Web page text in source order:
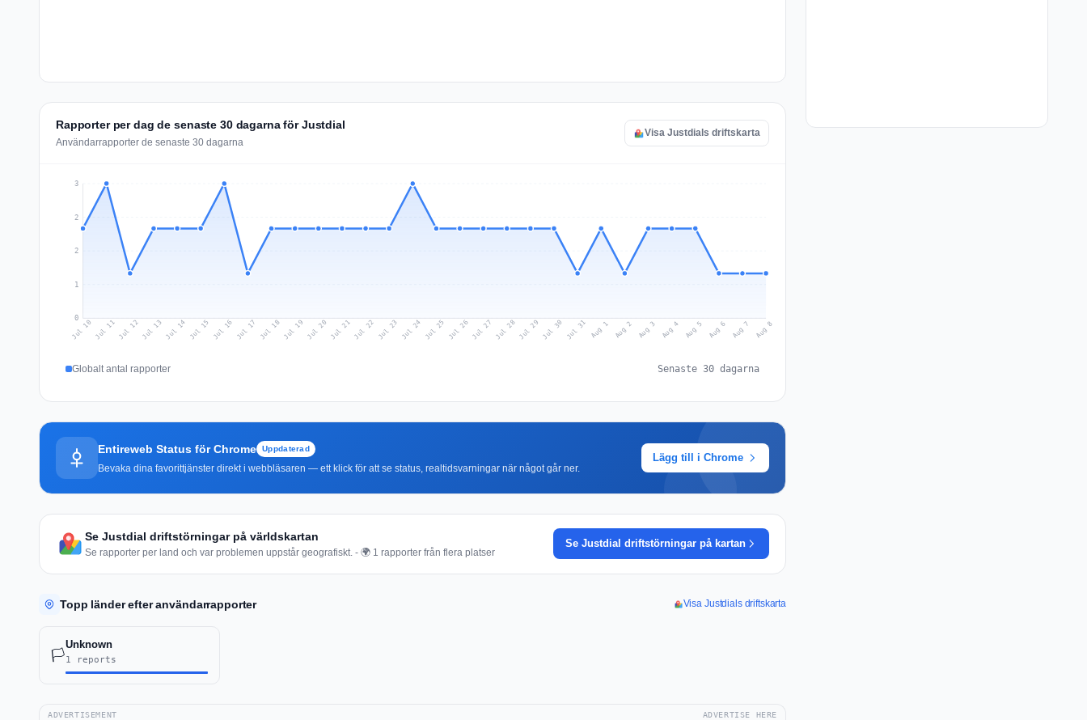
Rapporter per dag de senaste 30 dagarna för Justdial
Användarrapporter de senaste 30 dagarna
Visa Justdials driftskarta
0
1
2
2
3
Jul 10 Jul 11Jul 12Jul 13 Jul 14 Jul 15 Jul 16 Jul 17 Jul 18Jul 19 Jul 20 Jul 21Jul 22 Jul 23 Jul 24 Jul 25 Jul 26Jul 27 Jul 28Jul 29 Jul 30 Jul 31 Aug 1 Aug 2 Aug 3 Aug 4 Aug 5 Aug 6 Aug 7 Aug 8
Globalt antal rapporter Senaste 30 dagarna
Entireweb Status för Chrome Uppdaterad
Bevaka dina favorittjänster direkt i webbläsaren — ett klick för att se status, realtidsvarningar när något går ner.
Lägg till i Chrome
Se Justdial driftstörningar på världskartan
Se rapporter per land och var problemen uppstår geografiskt. - 🌍 1 rapporter från flera platser
Se Justdial driftstörningar på kartan
Topp länder efter användarrapporter Visa Justdials driftskarta
🏳️
Unknown
1 reports
ADVERTISEMENT ADVERTISE HERE